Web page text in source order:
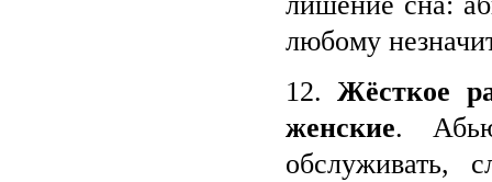
любому
12.Жёсткое
женские.
обслуживать,